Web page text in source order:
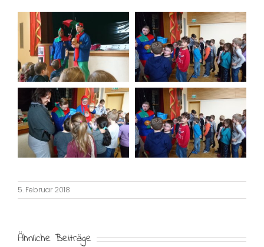
5. Februar 2018
Ähnliche Beiträge